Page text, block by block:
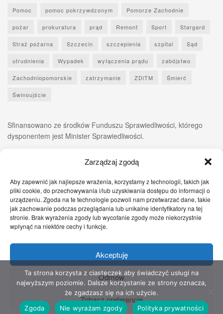
Zarządzaj zgodą
Aby zapewnić jak najlepsze wrażenia, korzystamy z technologii, takich jak
pliki cookie, do przechowywania i/lub uzyskiwania dostępu do informacji o
urządzeniu. Zgoda na te technologie pozwoli nam przetwarzać dane, takie
jak zachowanie podczas przeglądania lub unikalne identyfikatory na tej
stronie. Brak wyrażenia zgody lub wycofanie zgody może niekorzystnie
wpłynąć na niektóre cechy i funkcje.
Akceptuję
Odmów
Zobacz preferencje
Pomoc pomoc pokrzywdzonym Pomorze Zachodnie
pożar prokuratura prąd Remont Sport Stargard
Straż pożarna Szczecin szczepienia szpital Sąd
utrudnienia Wypadek wyłączenia prądu zabójstwo
Zachodniopomorskie zatrzymanie ZDiTM Śmierć
Świnoujście
Sfinansowano ze środków Funduszu Sprawiedliwości, którego
dysponentem jest Minister Sprawiedliwości.
Zgłoś nam! Szczecińskie Wiadomości Sport
Zdrowie
Prawo
Pomoc Prawna Kontakt
Copyright © 2022 Stowarzyszenie Przyjaciół Zdrowia - Wszelkie prawa
zastrzeżone
Ta strona korzysta z ciasteczek aby świadczyć usługi na
najwyższym poziomie. Dalsze korzystanie ze strony oznacza,
że zgadzasz się na ich użycie.
Zgoda
Nie wyrażam zgody Polityka prywatności